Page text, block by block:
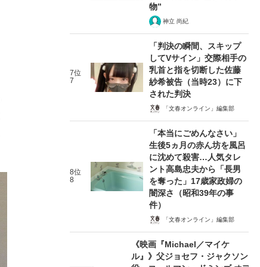
物”
神立 尚紀
7位
7
「判決の瞬間、スキップ
してVサイン」交際相手の
乳首と指を切断した佐藤
紗希被告（当時23）に下
された判決
「文春オンライン」編集部
8位
8
「本当にごめんなさい」
生後5ヵ月の赤ん坊を風呂
に沈めて殺害…人気タレ
ント高島忠夫から「長男
を奪った」17歳家政婦の
闇深さ（昭和39年の事
件）
「文春オンライン」編集部
《映画『Michael／マイケ
ル』》父ジョセフ・ジャクソン